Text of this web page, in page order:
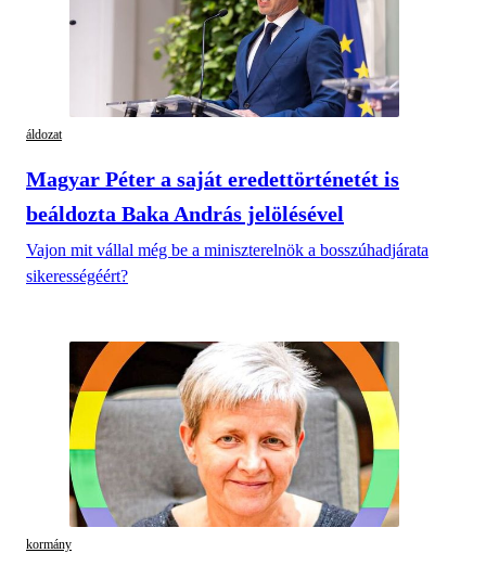
áldozat
Magyar Péter a saját eredettörténetét is
beáldozta Baka András jelölésével
Vajon mit vállal még be a miniszterelnök a bosszúhadjárata
sikerességéért?
kormány